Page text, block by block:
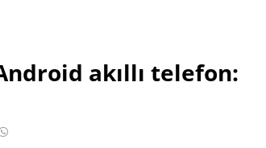
akıllı telefon: